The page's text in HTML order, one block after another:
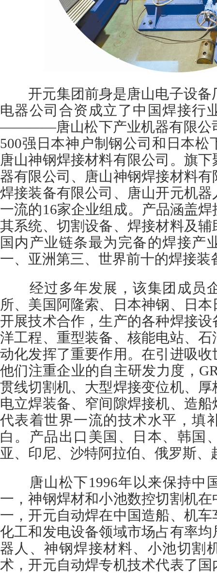
开元集团前身是唐山电子设备
电器公司合资成立了中国焊接行
————唐山松下产业机器有限公
500强日本神户制钢公司和日本松
唐山神钢焊接材料有限公司。旗
器有限公司、唐山神钢焊接材料
焊接装备有限公司、唐山开元机
一流的16家企业组成。产品涵盖
其系统、切割设备、焊接材料及
国内产业链条最为完备的焊接产
一、亚洲第三、世界前十的焊接装
经过多年发展，该集团成员
所、美国阿隆索、日本神钢、日
开展技术合作，生产的各种焊接
洋工程、重型装备、核能电站、
动化发挥了重要作用。在引进吸
他们注重企业的自主研发力度，
贯线切割机、大型焊接变位机、
电立焊装备、窄间隙焊接机、造
代表着世界一流的技术水平，填
白。产品出口美国、日本、韩国
亚、印尼、沙特阿拉伯、俄罗斯、
唐山松下1996年以来保持中
一，神钢焊材和小池数控切割机
一，开元自动焊在中国造船、机
化工和发电设备领域市场占有率
器人、神钢焊接材料、小池切割
术，开元自动焊专机技术代表了